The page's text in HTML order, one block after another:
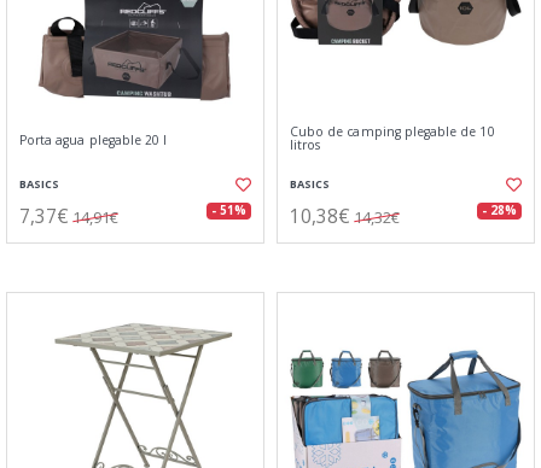
Porta agua plegable 20 l
BASICS
7,37€ 14,91€ - 51%
Cubo de camping plegable de 10
litros
BASICS
10,38€ 14,32€ - 28%